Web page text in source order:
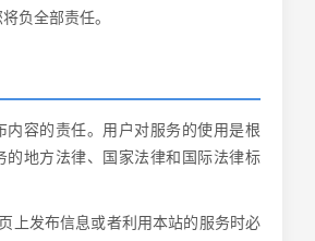
负全部责任。
内容的责任。用户对服务的使用是根
的地方法律、国家法律和国际法律标
上发布信息或者利用本站的服务时必